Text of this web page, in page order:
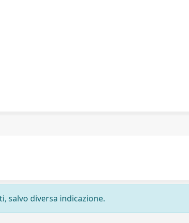
salvo diversa indicazione.